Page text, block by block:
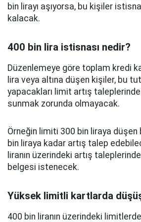
bin lirayı aşıyorsa, bu kişiler
kalacak.
400 bin lira istisnası nedir?
Düzenlemeye göre toplam kredi
lira veya altına düşen kişiler, bu
yapacakları limit artış
sunmak zorunda olmayacak.
Örneğin limiti 300 bin liraya düşen
bin liraya kadar artış talep
liranın üzerindeki artış
belgesi istenecek.
Yüksek limitli kartlarda
400 bin liranın üzerindeki